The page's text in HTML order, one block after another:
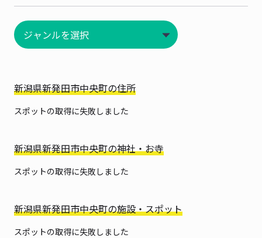
新潟県新発田市中央町の住所
スポットの取得に失敗しました
新潟県新発田市中央町の神社・お寺
スポットの取得に失敗しました
新潟県新発田市中央町の施設・スポット
スポットの取得に失敗しました